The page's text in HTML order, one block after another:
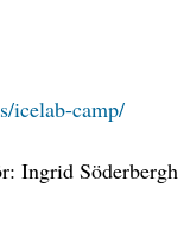
icelab-camp/
Ingrid Söderbergh